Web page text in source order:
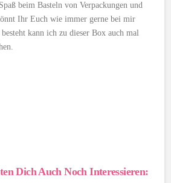
beim Basteln von Verpackungen und
Ihr Euch wie immer gerne bei mir
kann ich zu dieser Box auch mal
Dich Auch Noch Interessieren: